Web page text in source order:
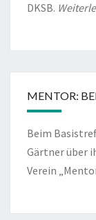
DKSB.
MENTOR:
Beim
Gärtner über
Verein